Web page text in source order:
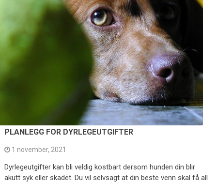
PLANLEGG FOR DYRLEGEUTGIFTER
1 november, 2021
Dyrlegeutgifter kan bli veldig kostbart dersom hunden din blir
akutt syk eller skadet. Du vil selvsagt at din beste venn skal få all